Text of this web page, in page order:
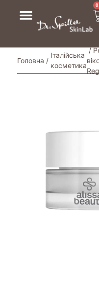
0
Головна /
Італійська
косметика
/